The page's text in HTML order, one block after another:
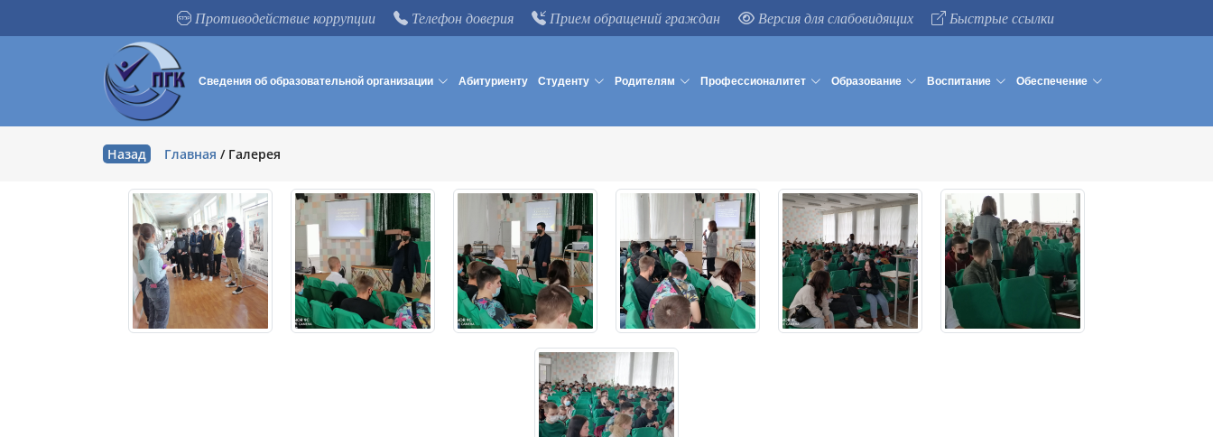
Противодействие коррупции Телефон доверия Прием обращений граждан Версия для слабовидящих Быстрые ссылки
Сведения об образовательной организации Абитуриенту Студенту Родителям Профессионалитет Образование Воспитание Обеспечение
Назад Главная / Галерея